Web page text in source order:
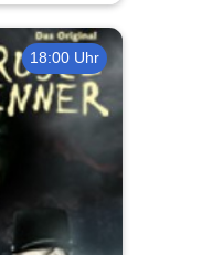
18:00 Uhr